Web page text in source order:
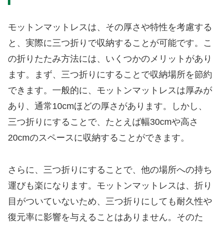
モットンマットレスは、その厚さや特性を考慮する
と、実際に三つ折りで収納することが可能です。こ
の折りたたみ方法には、いくつかのメリットがあり
ます。まず、三つ折りにすることで収納場所を節約
できます。一般的に、モットンマットレスは厚みが
あり、通常10cmほどの厚さがあります。しかし、
三つ折りにすることで、たとえば幅30cmや高さ
20cmのスペースに収納することができます。
さらに、三つ折りにすることで、他の場所への持ち
運びも楽になります。モットンマットレスは、折り
目がついていないため、三つ折りにしても耐久性や
復元率に影響を与えることはありません。そのた